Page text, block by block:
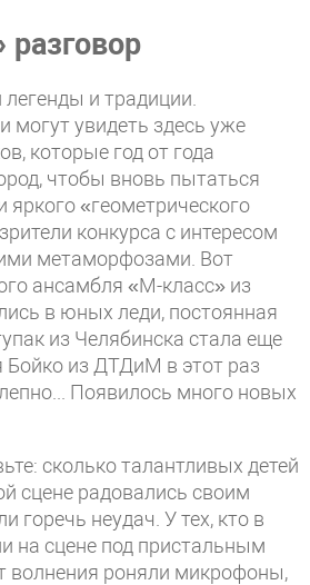
и традиции.
могут увидеть здесь уже
которые год от года
чтобы вновь пытаться
яркого «геометрического
конкурса с интересом
метаморфозами. Вот
ансамбля «М-класс» из
в юных леди, постоянная
из Челябинска стала еще
Бойко из ДТДиМ в этот раз
Появилось много новых
сколько талантливых детей
сцене радовались своим
горечь неудач. У тех, кто в
на сцене под пристальным
волнения роняли микрофоны,